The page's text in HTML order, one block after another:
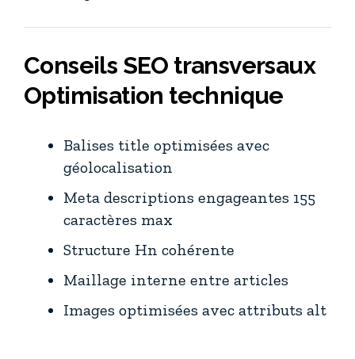
Conseils SEO transversaux
Optimisation technique
Balises title optimisées avec
géolocalisation
Meta descriptions engageantes 155
caractères max
Structure Hn cohérente
Maillage interne entre articles
Images optimisées avec attributs alt